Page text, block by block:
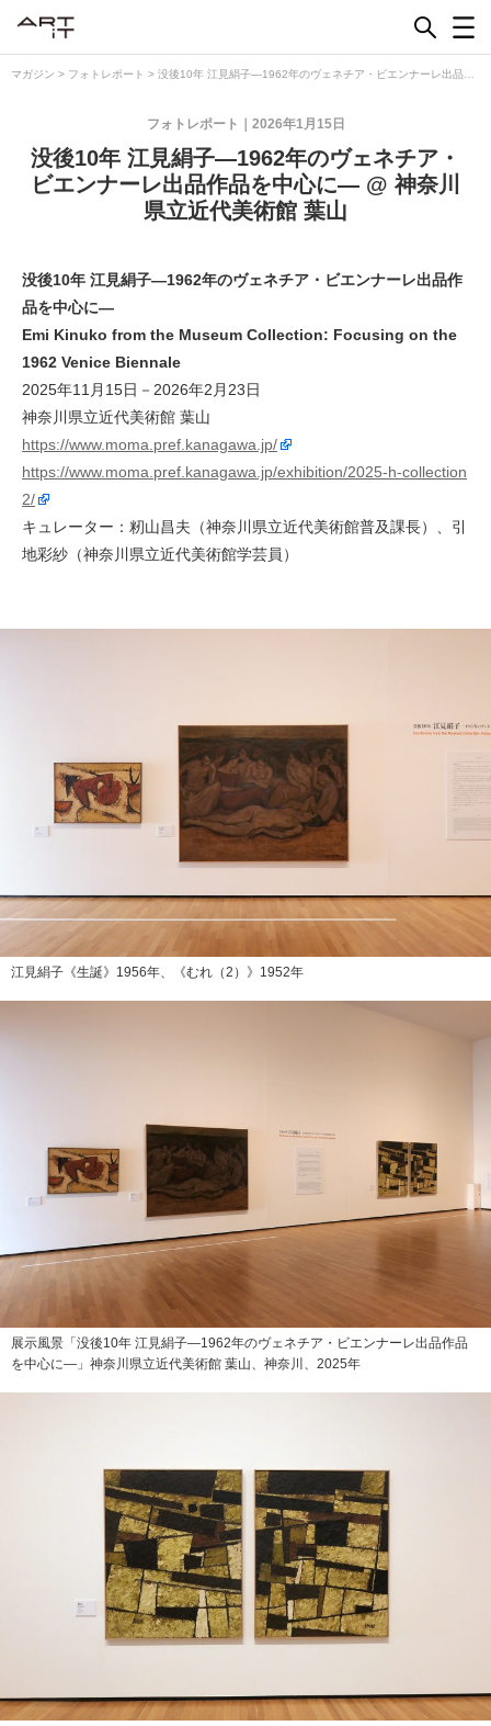
マガジン > フォトレポート > 没後10年 江見絹子—1962年のヴェネチア・ビエンナーレ出品作
2026年1月15日
フォトレポート
没後10年 江見絹子—1962年のヴェネチア・
ビエンナーレ出品作品を中心に— @ 神奈川
県立近代美術館 葉山
没後10年 江見絹子—1962年のヴェネチア・ビエンナーレ出品作
品を中心に—
Emi Kinuko from the Museum Collection: Focusing on the
1962 Venice Biennale
2025年11月15日－2026年2月23日
神奈川県立近代美術館 葉山
https://www.moma.pref.kanagawa.jp/
https://www.moma.pref.kanagawa.jp/exhibition/2025-h-collection
2/
キュレーター：籾山昌夫（神奈川県立近代美術館普及課長）、引
地彩紗（神奈川県立近代美術館学芸員）
江見絹子《生誕》1956年、《むれ（2）》1952年
展示風景「没後10年 江見絹子—1962年のヴェネチア・ビエンナーレ出品作品
を中心に—」神奈川県立近代美術館 葉山、神奈川、2025年